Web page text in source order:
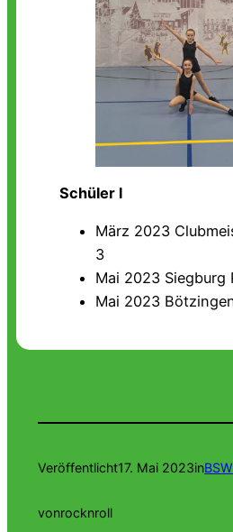
Schüler l
März 2023
3
Mai 2023 Siegburg
Mai 2023
Veröffentlicht17. Mai 2023in
vonrocknroll